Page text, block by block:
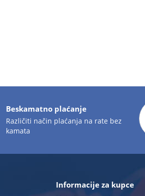
Beskamatno plaćanje
Različiti način plaćanja na rate bez
kamata
Informacije za kupce